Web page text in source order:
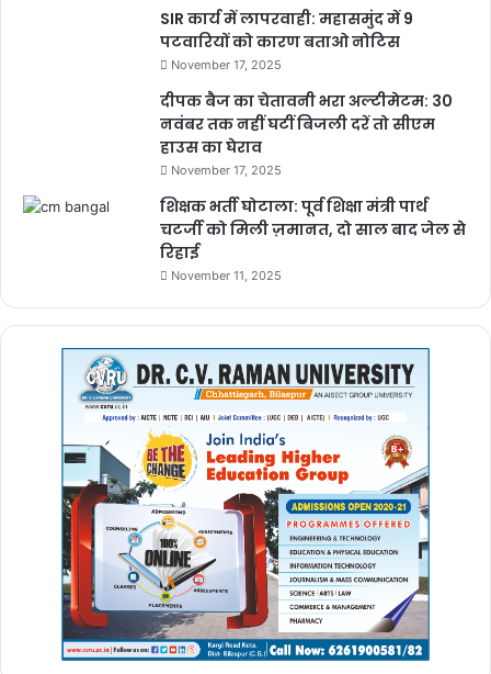
SIR कार्य में लापरवाही: महासमुंद में 9
पटवारियों को कारण बताओ नोटिस
November 17, 2025
दीपक बैज का चेतावनी भरा अल्टीमेटम: 30
नवंबर तक नहीं घटीं बिजली दरें तो सीएम
हाउस का घेराव
November 17, 2025
शिक्षक भर्ती घोटाला: पूर्व शिक्षा मंत्री पार्थ
चटर्जी को मिली ज़मानत, दो साल बाद जेल से
रिहाई
November 11, 2025